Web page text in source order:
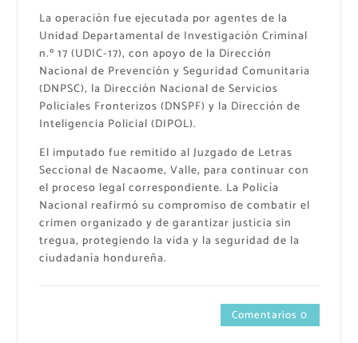
La operación fue ejecutada por agentes de la
Unidad Departamental de Investigación Criminal
n.º 17 (UDIC-17), con apoyo de la Dirección
Nacional de Prevención y Seguridad Comunitaria
(DNPSC), la Dirección Nacional de Servicios
Policiales Fronterizos (DNSPF) y la Dirección de
Inteligencia Policial (DIPOL).
El imputado fue remitido al Juzgado de Letras
Seccional de Nacaome, Valle, para continuar con
el proceso legal correspondiente. La Policía
Nacional reafirmó su compromiso de combatir el
crimen organizado y de garantizar justicia sin
tregua, protegiendo la vida y la seguridad de la
ciudadanía hondureña.
Comentarios 0